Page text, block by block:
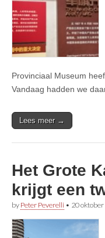
Provinciaal Museum
Vandaag hadden we
Lees meer →
Het Grote
krijgt een
by Peter Peverelli • 20